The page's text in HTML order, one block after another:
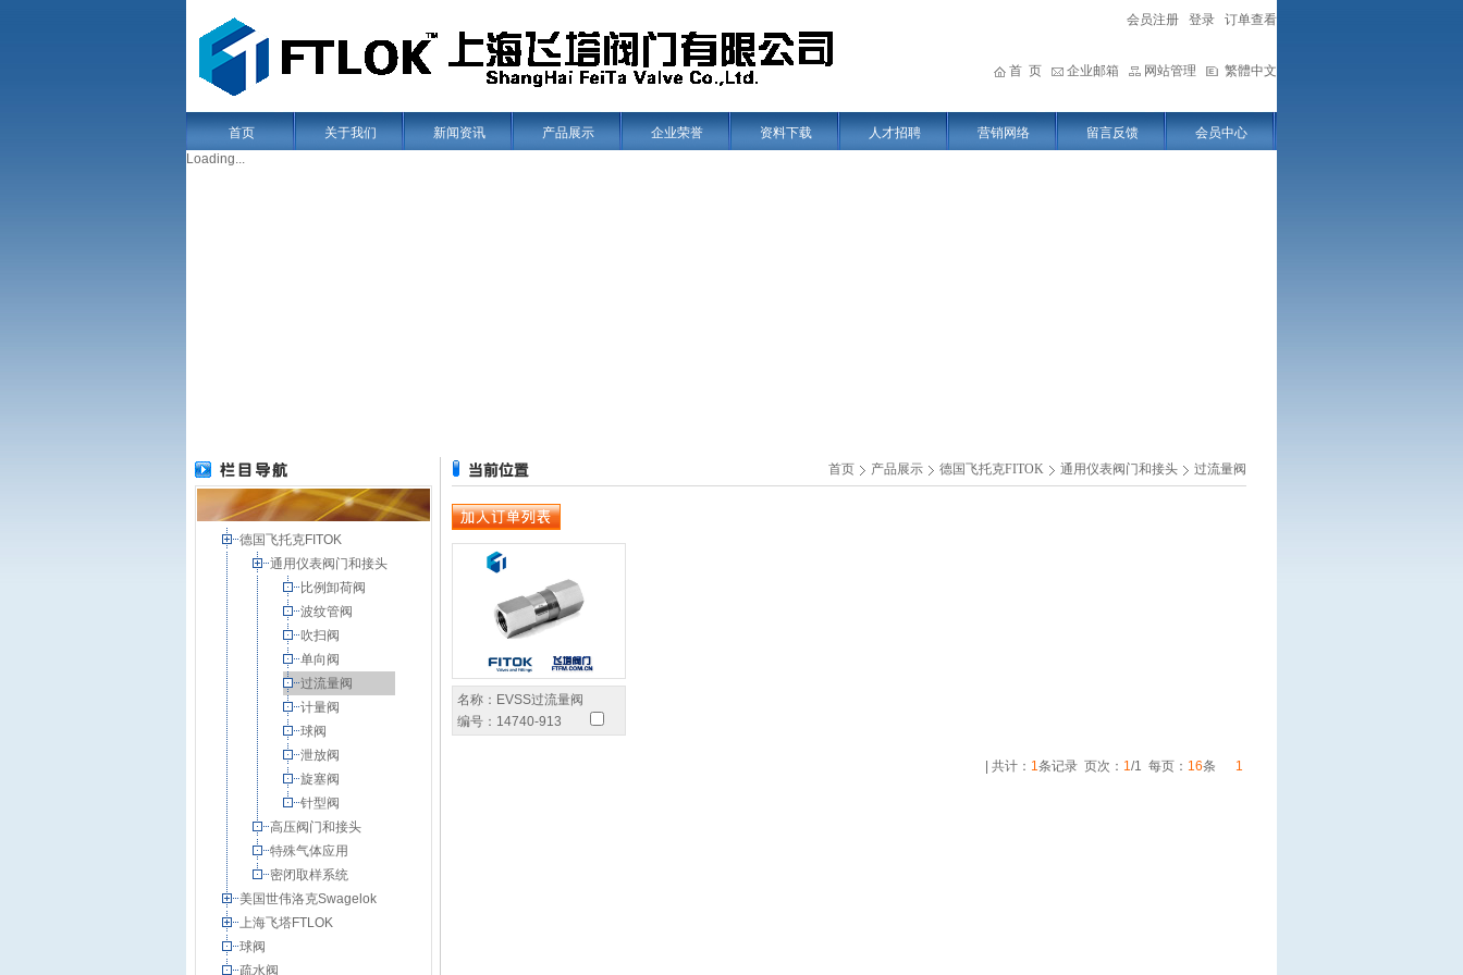
会员注册 登录 订单查看
首 页 企业邮箱 网站管理 繁體中文
首页 关于我们 新闻资讯 产品展示 企业荣誉 资料下载 人才招聘 营销网络 留言反馈
会员中心
Loading...
德国飞托克FITOK
通用仪表阀门和接头
比例卸荷阀
波纹管阀
吹扫阀
单向阀
过流量阀
计量阀
球阀
泄放阀
旋塞阀
针型阀
高压阀门和接头
特殊气体应用
密闭取样系统
美国世伟洛克Swagelok
上海飞塔FTLOK
球阀
疏水阀
首页 产品展示 德国飞托克FITOK 通用仪表阀门和接头 过流量阀
名称： EVSS过流量阀
编号： 14740-913
| 共计： 1条记录 页次： 1/1 每页： 16条 1